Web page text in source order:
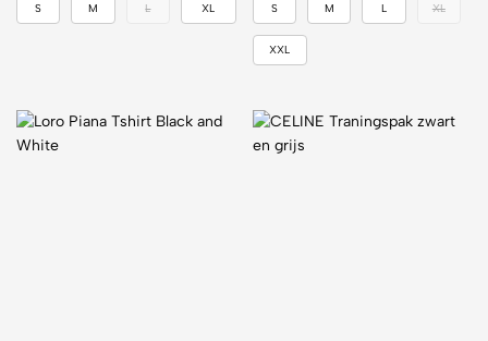
S M L XL S M L XL
XXL